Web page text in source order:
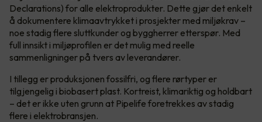
Declarations) for alle elektroprodukter. Dette gjør det enkelt
å dokumentere klimaavtrykket i prosjekter med miljøkrav –
noe stadig flere sluttkunder og byggherrer etterspør. Med
full innsikt i miljøprofilen er det mulig med reelle
sammenligninger på tvers av leverandører.
I tillegg er produksjonen fossilfri, og flere rørtyper er
tilgjengelig i biobasert plast. Kortreist, klimariktig og holdbart
– det er ikke uten grunn at Pipelife foretrekkes av stadig
flere i elektrobransjen.